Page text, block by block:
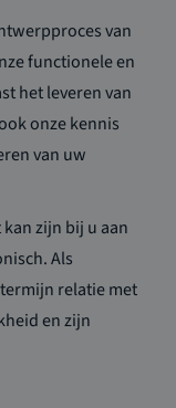
van
functionele en
het leveren van
onze kennis
van uw
zijn bij u aan
Als
relatie met
en zijn